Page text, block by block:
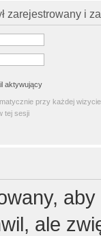
zarejestrowany i
aktywujący
przy każdej wizycie
tej sesji
ale